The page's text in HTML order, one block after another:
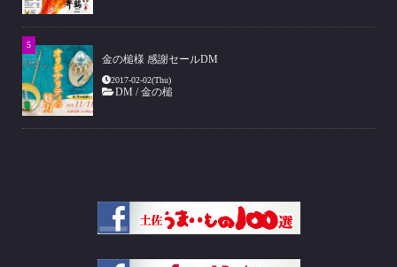
金の槌様 感謝セールDM
2017-02-02(Thu)
DM /金の槌